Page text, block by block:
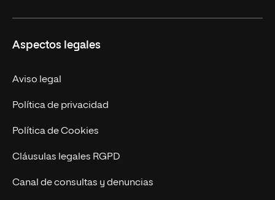
Trabaja en UNIR
Actualidad
Contacto
Aspectos legales
Aviso legal
Política de privacidad
Política de Cookies
Cláusulas legales RGPD
Canal de consultas y denuncias